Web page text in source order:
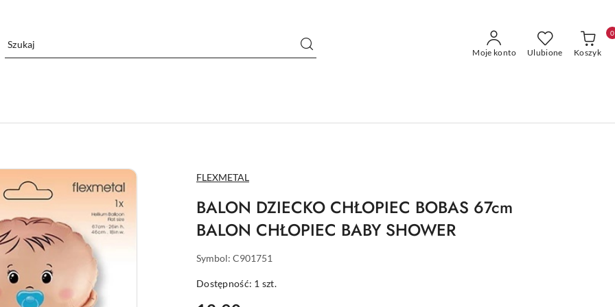
Moje konto Ulubione Koszyk
0
NAZWA
PRODUCENTA:
FLEXMETAL
BALON DZIECKO CHŁOPIEC BOBAS 67cm
BALON CHŁOPIEC BABY SHOWER
Symbol: C901751
Dostępność: 1 szt.